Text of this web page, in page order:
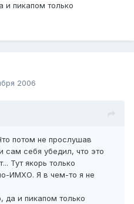
и пикапом только
2006
потом не прослушав
сам себя убедил, что это
Тут якорь только
ИМХО. Я в чем-то я не
да и пикапом только